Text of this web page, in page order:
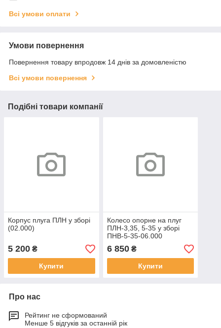
Всі умови оплати
Умови повернення
Повернення товару впродовж 14 днів за домовленістю
Всі умови повернення
Подібні товари компанії
Корпус плуга ПЛН у зборі
(02.000)
5 200 ₴
Купити
Колесо опорне на плуг
ПЛH-3,35, 5-35 у зборі
ПНВ-5-35-06.000
6 850₴
Купити
Про нас
Рейтинг не сформований
Менше 5 відгуків за останній рік